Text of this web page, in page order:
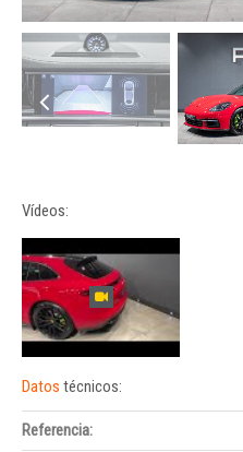
Vídeos:
Datos técnicos:
Referencia: